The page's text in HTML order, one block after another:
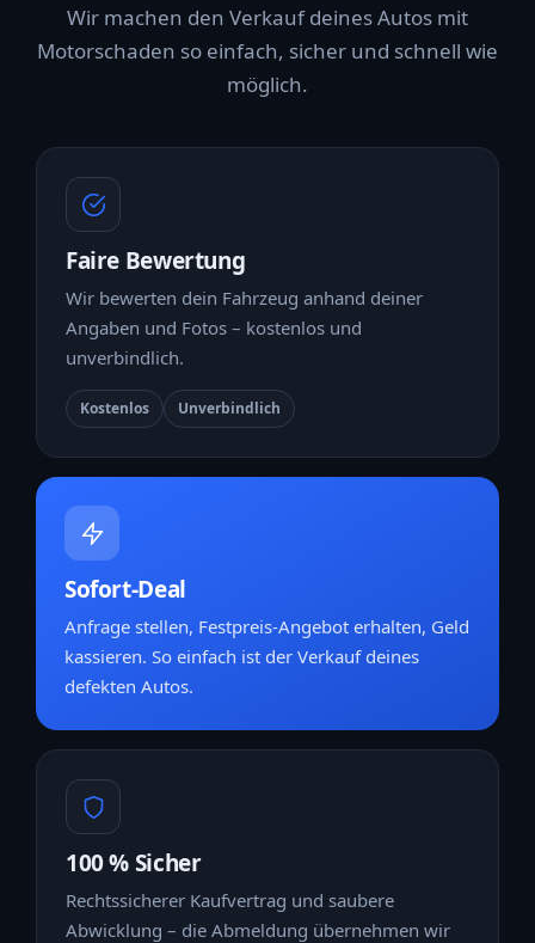
Wir machen den Verkauf deines Autos mit
Motorschaden so einfach, sicher und schnell wie
möglich.
Faire Bewertung
Wir bewerten dein Fahrzeug anhand deiner
Angaben und Fotos – kostenlos und
unverbindlich.
Kostenlos Unverbindlich
Sofort-Deal
Anfrage stellen, Festpreis-Angebot erhalten, Geld
kassieren. So einfach ist der Verkauf deines
defekten Autos.
100 % Sicher
Rechtssicherer Kaufvertrag und saubere
Abwicklung – die Abmeldung übernehmen wir